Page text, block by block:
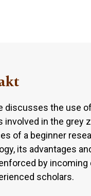
discusses the use
involved in the grey
of a beginner
its advantages
by incoming
scholars.